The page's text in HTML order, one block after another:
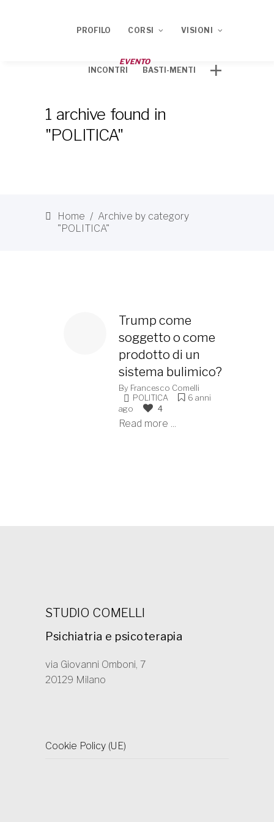
PROFILO CORSI
Corso ECM 2021
VISIONI
INCONTRI
EVENTO
BASTI-MENTI
1 archive found in
"POLITICA"
Home / Archive by category
"POLITICA"
Trump come
soggetto o come
prodotto di un
sistema bulimico?
By Francesco Comelli
POLITICA
6 anni
ago
4
Read more ...
STUDIO COMELLI
Psichiatria e psicoterapia
via Giovanni Omboni, 7
20129 Milano
Cookie Policy (UE)